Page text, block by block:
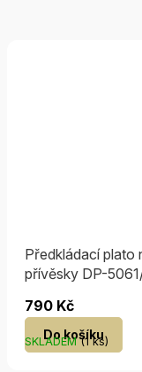
Předkládací plato
přívěsky DP-
SKLADEM(1 ks)
790 Kč
Do košíku